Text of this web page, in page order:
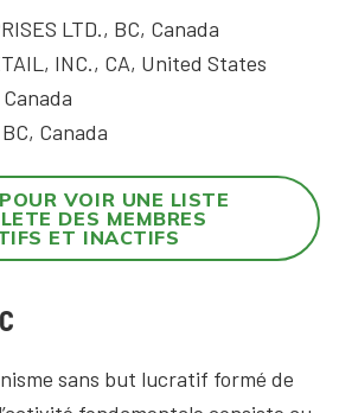
LTD., BC, Canada
INC., CA, United States
Canada
VOIR UNE LISTE
DES MEMBRES
ET INACTIFS
sans but lucratif formé de